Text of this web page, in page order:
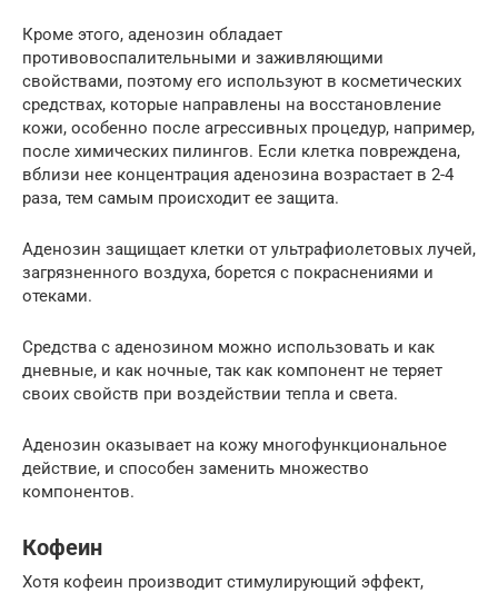
Кроме этого, аденозин обладает
противовоспалительными и заживляющими
свойствами, поэтому его используют в косметических
средствах, которые направлены на восстановление
кожи, особенно после агрессивных процедур, например,
после химических пилингов. Если клетка повреждена,
вблизи нее концентрация аденозина возрастает в 2-4
раза, тем самым происходит ее защита.
Аденозин защищает клетки от ультрафиолетовых лучей,
загрязненного воздуха, борется с покраснениями и
отеками.
Средства с аденозином можно использовать и как
дневные, и как ночные, так как компонент не теряет
своих свойств при воздействии тепла и света.
Аденозин оказывает на кожу многофункциональное
действие, и способен заменить множество
компонентов.
Кофеин
Хотя кофеин производит стимулирующий эффект,